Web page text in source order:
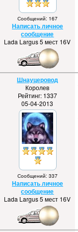
Сообщений: 167
Написать личное
сообщение
Lada Largus 5 мест 16V
Шнауцеровод
Королев
Рейтинг: 1337
05-04-2013
Сообщений: 337
Написать личное
сообщение
Lada Largus 5 мест 16V